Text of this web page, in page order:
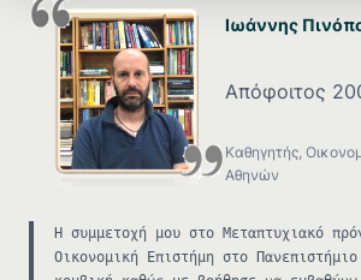
Ιωάννης
Απόφοιτος
Καθηγητής,
Αθηνών
Η συμμετοχή μου στο Μεταπτυχιακό
Οικονομική Επιστήμη στο